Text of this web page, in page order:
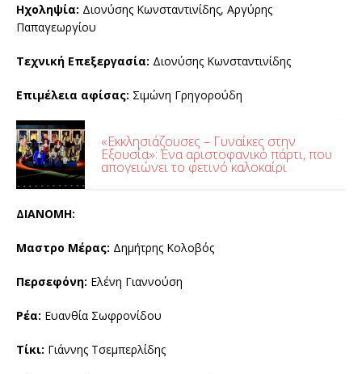
Ηχοληψία: Διονύσης Κωνσταντινίδης, Αργύρης
Παπαγεωργίου
Τεχνική Επεξεργασία: Διονύσης Κωνσταντινίδης
Επιμέλεια αφίσας: Σιμώνη Γρηγορούδη
«Εκκλησιάζουσες – Γυναίκες στην
Εξουσία»: Ένα αριστοφανικό πάρτι, που
απογειώνει το φετινό καλοκαίρι
ΔΙΑΝΟΜΗ:
Μαστρο Μέρας: Δημήτρης Κολοβός
Περσεφόνη: Ελένη Γιαννούση
Ρέα: Ευανθία Σωφρονίδου
Τίκι: Γιάννης Τσεμπερλίδης